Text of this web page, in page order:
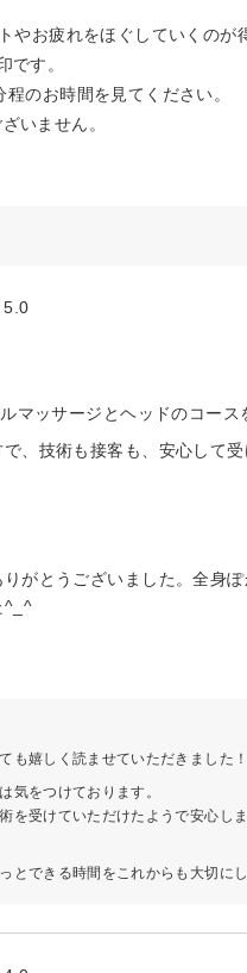
お疲れをほぐしていくのが
す。
のお時間を見てください。
いません。
5.0
ッサージとヘッドのコース
、技術も接客も、安心して
がとうございました。全身
^_^
も嬉しく読ませていただきました！
気をつけております。
受けていただけたようで安心し
とできる時間をこれからも大切に